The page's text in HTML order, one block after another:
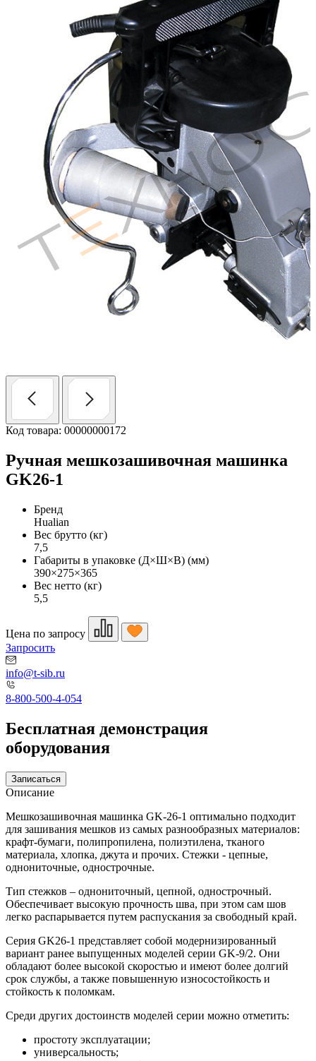
Код товара: 00000000172
Ручная мешкозашивочная машинка
GK26-1
Бренд
Hualian
Вес брутто (кг)
7,5
Габариты в упаковке (Д×Ш×В) (мм)
390×275×365
Вес нетто (кг)
5,5
Цена по запросу
Запросить
info@t-sib.ru
8-800-500-4-054
Бесплатная демонстрация
оборудования
Записаться
Описание
Мешкозашивочная машинка GK-26-1 оптимально подходит
для зашивания мешков из самых разнообразных материалов:
крафт-бумаги, полипропилена, полиэтилена, тканого
материала, хлопка, джута и прочих. Стежки - цепные,
однониточные, однострочные.
Тип стежков – однониточный, цепной, однострочный.
Обеспечивает высокую прочность шва, при этом сам шов
легко распарывается путем распускания за свободный край.
Серия GK26-1 представляет собой модернизированный
вариант ранее выпущенных моделей серии GK-9/2. Они
обладают более высокой скоростью и имеют более долгий
срок службы, а также повышенную износостойкость и
стойкость к поломкам.
Среди других достоинств моделей серии можно отметить:
простоту эксплуатации;
универсальность;